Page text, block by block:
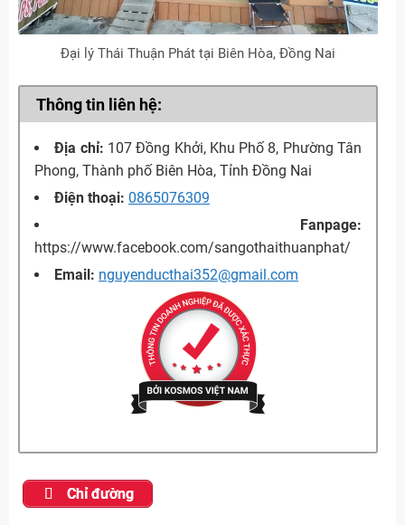
Đại lý Thái Thuận Phát tại Biên Hòa, Đồng Nai
Thông tin liên hệ:
Địa chỉ: 107 Đồng Khởi, Khu Phố 8, Phường Tân
Phong, Thành phố Biên Hòa, Tỉnh Đồng Nai
Điện thoại: 0865076309
Fanpage:
https://www.facebook.com/sangothaithuanphat/
Email: nguyenducthai352@gmail.com
Chỉ đường